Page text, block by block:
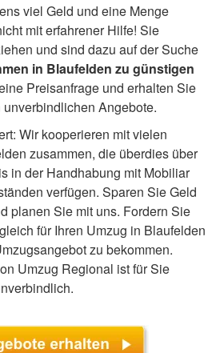
viel Geld und eine Menge
mit erfahrener Hilfe! Sie
und sind dazu auf der Suche
in Blaufelden zu günstigen
Preisanfrage und erhalten Sie
Angebote.
Wir kooperieren mit vielen
zusammen, die überdies über
in der Handhabung mit Mobiliar
verfügen. Sparen Sie Geld
planen Sie mit uns. Fordern Sie
für Ihren Umzug in Blaufelden
zu bekommen.
Umzug Regional ist für Sie